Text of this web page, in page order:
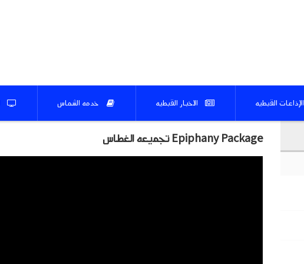
الإذاعات القبطيه الاخبار القبطيه خدمه الشماس
Epiphany Package تجميعه الغطاس